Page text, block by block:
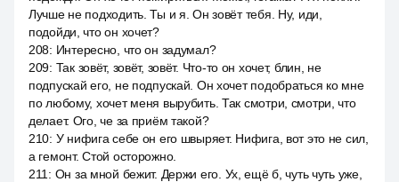
Лучше не подходить. Ты и я. Он зовёт тебя. Ну, иди,
подойди, что он хочет?
208: Интересно, что он задумал?
209: Так зовёт, зовёт, зовёт. Что-то он хочет, блин, не
подпускай его, не подпускай. Он хочет подобраться ко мне
по любому, хочет меня вырубить. Так смотри, смотри, что
делает. Ого, че за приём такой?
210: У нифига себе он его швыряет. Нифига, вот это не сил,
а гемонт. Стой осторожно.
211 : Он за мной бежит. Держи его. Ух, ещё б, чуть чуть уже,